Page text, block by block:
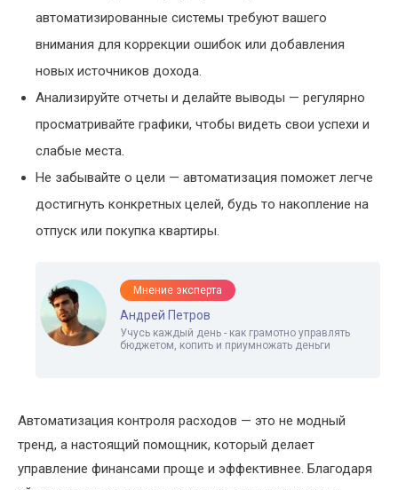
автоматизированные системы требуют вашего
внимания для коррекции ошибок или добавления
новых источников дохода.
Анализируйте отчеты и делайте выводы — регулярно
просматривайте графики, чтобы видеть свои успехи и
слабые места.
Не забывайте о цели — автоматизация поможет легче
достигнуть конкретных целей, будь то накопление на
отпуск или покупка квартиры.
Мнение эксперта
Андрей Петров
Учусь каждый день - как грамотно управлять
бюджетом, копить и приумножать деньги
Автоматизация контроля расходов — это не модный
тренд, а настоящий помощник, который делает
управление финансами проще и эффективнее. Благодаря